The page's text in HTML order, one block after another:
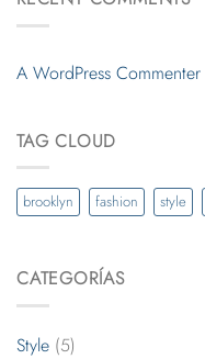
A WordPress Commenter
TAG CLOUD
brooklyn fashion style
CATEGORÍAS
Style (5)